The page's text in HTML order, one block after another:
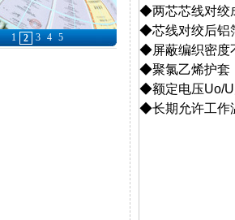
1 2 3 4 5
◆两芯芯线对绞
◆芯线对绞后铝
◆屏蔽编织密度
◆聚氯乙烯护套
◆额定电压Uo/
◆长期允许工作